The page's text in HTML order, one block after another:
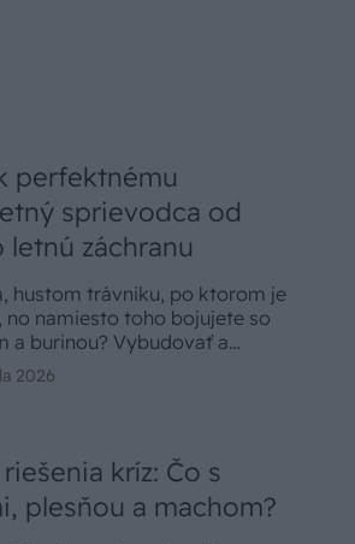
perfektnému
sprievodca od
záchranu
hustom trávniku, po ktorom je
namiesto toho bojujete so
a burinou? Vybudovať a
koberec je snom mnohých
tom, či sa rozhodnete pre
a dodržiavanie
údržby.
2026
kríz: Čo s
plesňou a machom?